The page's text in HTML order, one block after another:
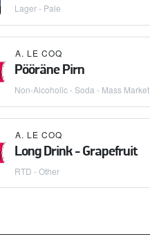
Lager - Pale
A. LE COQ
Pööräne Pirn
Non-Alcoholic - Soda - Mass Market
A. LE COQ
Long Drink - Grapefruit
RTD - Other